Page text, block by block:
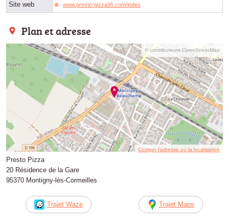
Site web www.presto-pizza95.com/index
Plan et adresse
© contributeurs OpenStreetMap
Corriger l’adresse ou la localisation
Presto Pizza
20 Résidence de la Gare
95370 Montigny-lès-Cormeilles
Trajet Waze Trajet Maps